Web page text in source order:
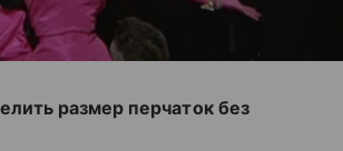
размер перчаток без